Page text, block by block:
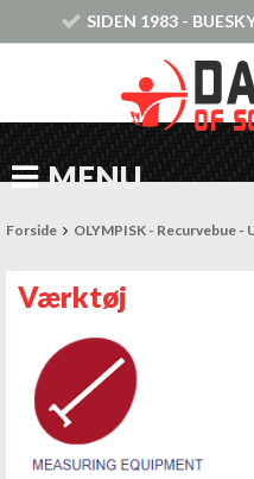
SIDEN 1983 -
MENU
Forside OLYMPISK - Recurvebue -
Værktøj